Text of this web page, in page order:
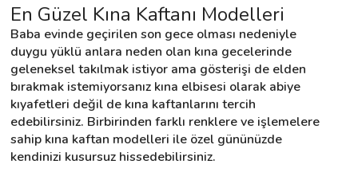
Destek
İletişim
Kariyer
Blog
En Güzel Kına Kaftanı Modelleri
Baba evinde geçirilen son gece olması nedeniyle
duygu yüklü anlara neden olan kına gecelerinde
geleneksel takılmak istiyor ama gösterişi de elden
bırakmak istemiyorsanız kına elbisesi olarak abiye
kıyafetleri değil de kına kaftanlarını tercih
edebilirsiniz. Birbirinden farklı renklere ve işlemelere
sahip kına kaftan modelleri ile özel gününüzde
kendinizi kusursuz hissedebilirsiniz.